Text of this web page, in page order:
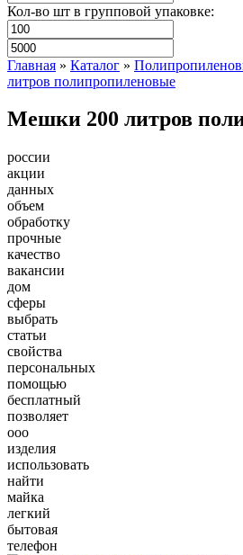
Кол-во шт в групповой упаковке:
Главная » Каталог »
литров полипропиленовые
Мешки 200 литров
россии
акции
данных
объем
обработку
прочные
качество
вакансии
дом
сферы
выбрать
статьи
свойства
персональных
помощью
бесплатный
позволяет
ооо
изделия
использовать
найти
майка
легкий
бытовая
телефон